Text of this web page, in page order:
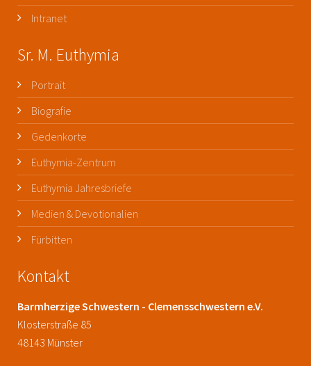
Intranet
Sr. M. Euthymia
Portrait
Biografie
Gedenkorte
Euthymia-Zentrum
Euthymia Jahresbriefe
Medien & Devotionalien
Fürbitten
Kontakt
Barmherzige Schwestern - Clemensschwestern e.V.
Klosterstraße 85
48143 Münster